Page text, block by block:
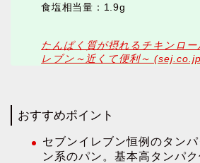
食塩相当量：1.9g
たんぱく質が摂れるチキンロー
レブン～近くて便利～
おすすめポイント
セブンイレブン恒例のタン
ン系のパン。基本高タンパ